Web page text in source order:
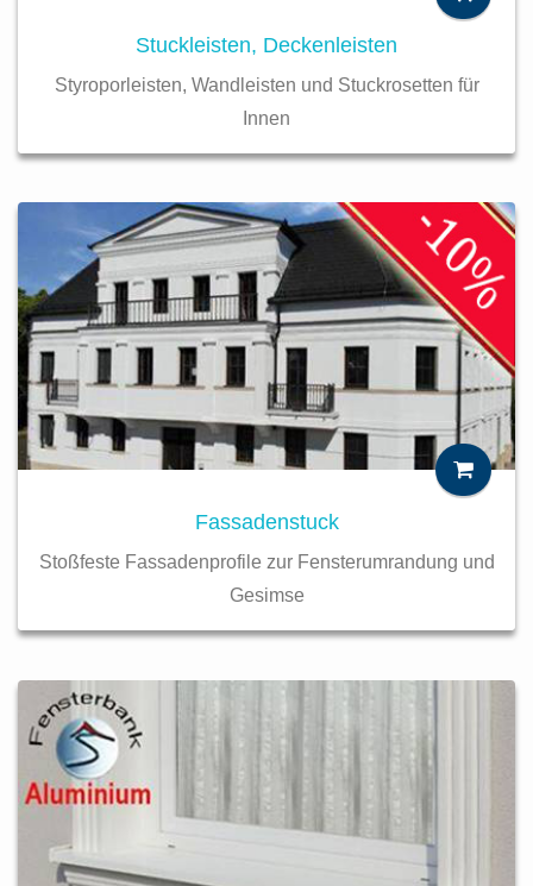
Stuckleisten, Deckenleisten
Styroporleisten, Wandleisten und Stuckrosetten für
Innen
Fassadenstuck
Stoßfeste Fassadenprofile zur Fensterumrandung und
Gesimse